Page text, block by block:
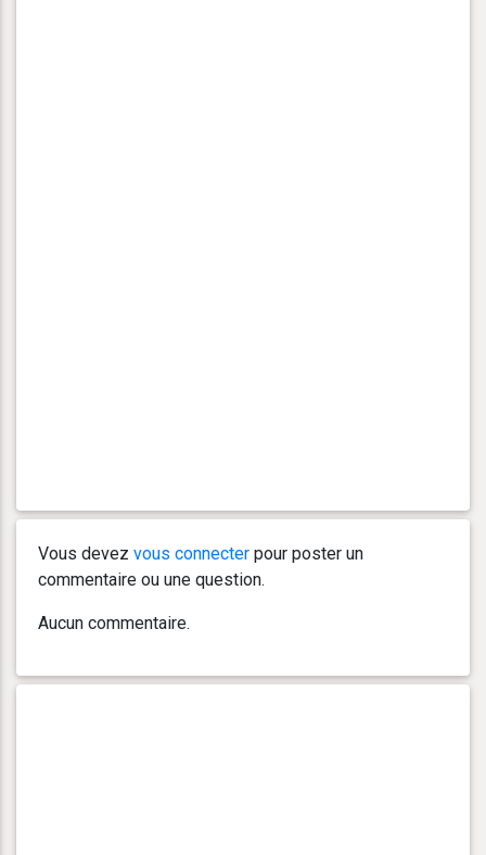
Vous devez vous connecter pour poster un
commentaire ou une question.
Aucun commentaire.